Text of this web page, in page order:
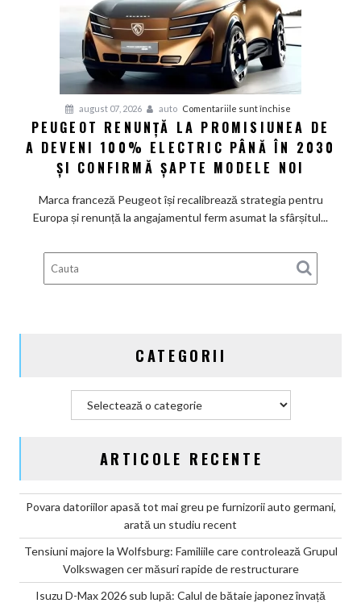
măsuri
rapide
de
august 07, 2026 auto Comentariile sunt închise
Peugeot
renunță
la
de
a
electric
până
modele
PEUGEOT RENUNȚĂ LA PROMISIUNEA DE
A DEVENI 100% ELECTRIC PÂNĂ ÎN 2030
ȘI CONFIRMĂ ȘAPTE MODELE NOI
Marca franceză Peugeot își recalibrează strategia pentru
Europa și renunță la angajamentul ferm asumat la sfârșitul...
CATEGORII
ARTICOLE RECENTE
Povara datoriilor apasă tot mai greu pe furnizorii auto germani,
arată un studiu recent
Tensiuni majore la Wolfsburg: Familiile care controlează Grupul
Volkswagen cer măsuri rapide de restructurare
Isuzu D-Max 2026 sub lupă: Calul de bătaie japonez învață